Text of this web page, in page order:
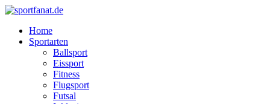
Zum
wechselnHome
Sportarten
Ballsport
Eissport
Fitness
Flugsport
Futsal